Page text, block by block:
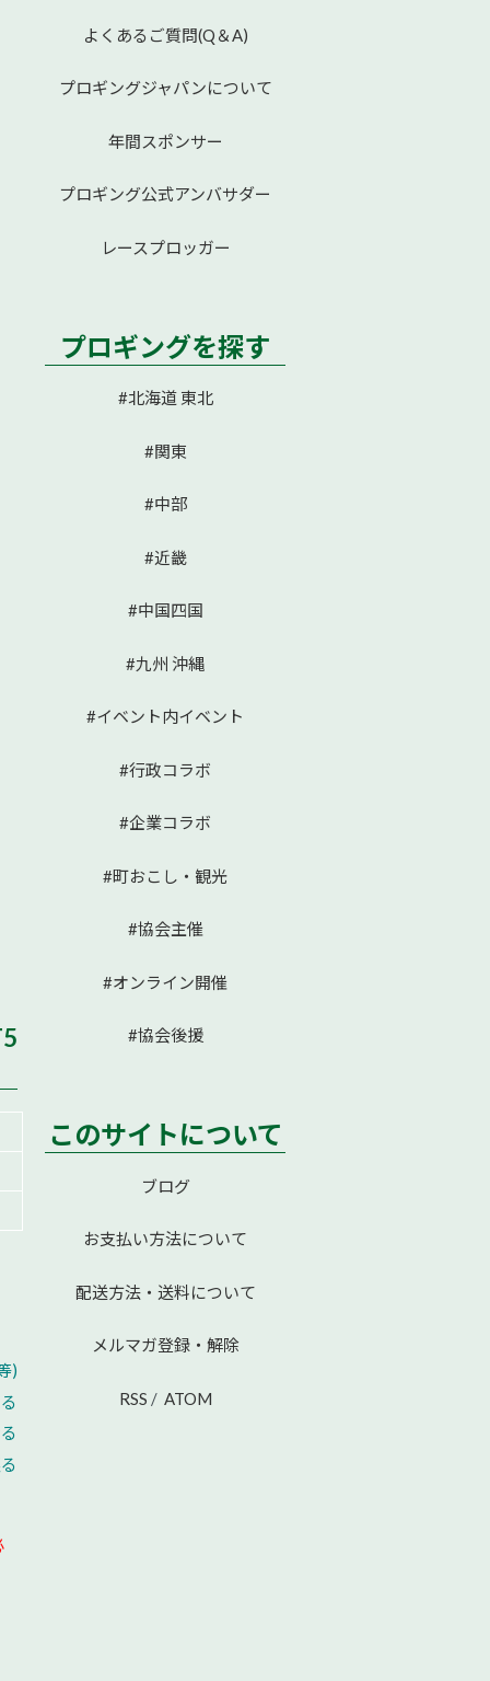
)
よくあるご質問(Q＆A)
プロギングジャパンについて
年間スポンサー
プロギング公式アンバサダー
レースプロッガー
プロギングを探す
#北海道 東北
#関東
#中部
#近畿
#中国四国
#九州 沖縄
#イベント内イベント
#行政コラボ
#企業コラボ
#町おこし・観光
#協会主催
#オンライン開催
#協会後援
このサイトについて
ブログ
お支払い方法について
配送方法・送料について
メルマガ登録・解除
RSS / ATOM